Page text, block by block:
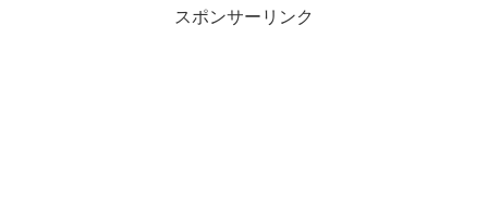
スポンサーリンク